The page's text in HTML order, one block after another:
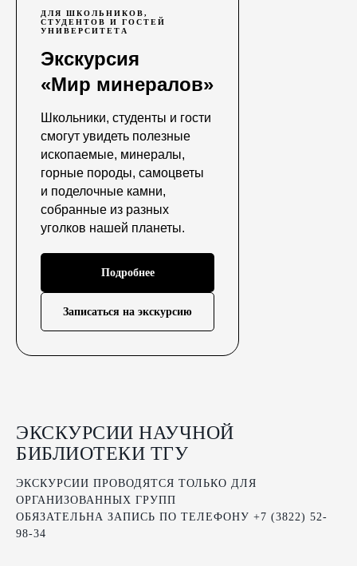
ДЛЯ ШКОЛЬНИКОВ,
СТУДЕНТОВ И ГОСТЕЙ
УНИВЕРСИТЕТА
Экскурсия
«Мир минералов»
Школьники, студенты и гости
смогут увидеть полезные
ископаемые, минералы,
горные породы, самоцветы
и поделочные камни,
собранные из разных
уголков нашей планеты.
Подробнее
Записаться на экскурсию
ЭКСКУРСИИ НАУЧНОЙ
БИБЛИОТЕКИ ТГУ
ЭКСКУРСИИ ПРОВОДЯТСЯ ТОЛЬКО ДЛЯ
ОРГАНИЗОВАННЫХ ГРУПП
ОБЯЗАТЕЛЬНА ЗАПИСЬ ПО ТЕЛЕФОНУ +7 (3822) 52-
98-34